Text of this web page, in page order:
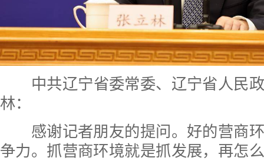
中共辽宁省委常委、辽宁省人民
林：
感谢记者朋友的提问。好的营商环
争力。抓营商环境就是抓发展，再怎